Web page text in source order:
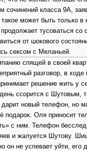
сочинений класса 9А,
может быть только
тусоваться со
от шокового
сексом с Меланьей.
спящей в своей
разговор, в ходе
решение жить у
ссорится с Шутовым,
дарит новый телефон, но
подарок. Оля приносит
с ним. Телефон
и жалуется Шутову.
он не успевает уйти, его